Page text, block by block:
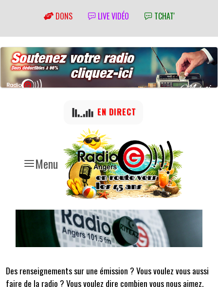
DONS LIVE VIDÉO TCHAT'
Menu
EN DIRECT
Des renseignements sur une émission ? Vous voulez vous aussi
faire de la radio ? Vous voulez dire combien vous nous aimez.